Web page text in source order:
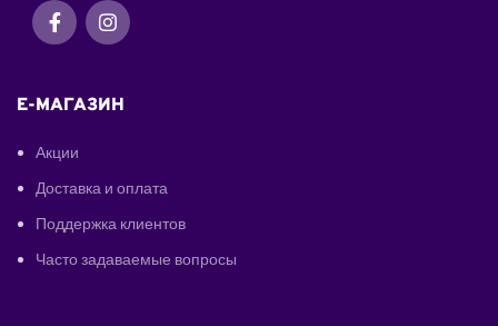
E-МАГАЗИН
Акции
Доставка и оплата
Поддержка клиентов
Часто задаваемые вопросы